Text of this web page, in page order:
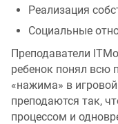
Реализация
Социальные
Преподаватели
ребенок понял всю
«нажима» в
преподаются так,
процессом и